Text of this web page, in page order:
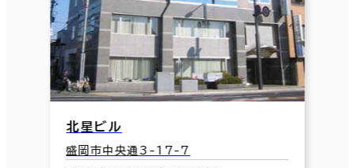
北星ビル
盛岡市中央通3-17-7